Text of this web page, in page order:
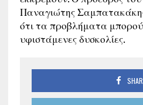
Παναγιώτης
ότι τα προβλήματα
υφιστάμενες δυσκολίες.